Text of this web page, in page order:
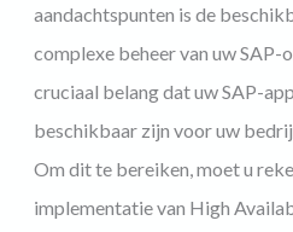
aandachtspunten is de
complexe beheer van uw SAP-
cruciaal belang dat uw SAP-
beschikbaar zijn voor uw
Om dit te bereiken, moet u
implementatie van High